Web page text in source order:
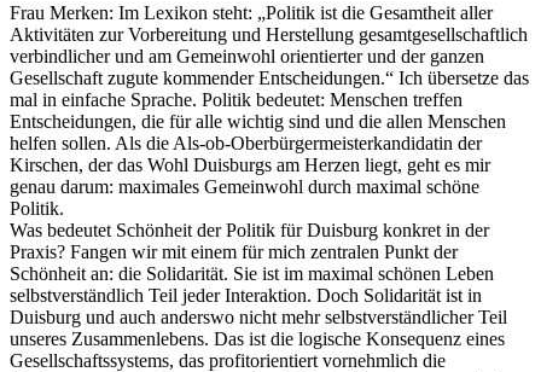
Frau Merken: Im Lexikon steht: „Politik ist die Gesamtheit aller
Aktivitäten zur Vorbereitung und Herstellung gesamtgesellschaftlich
verbindlicher und am Gemeinwohl orientierter und der ganzen
Gesellschaft zugute kommender Entscheidungen.“ Ich übersetze das
mal in einfache Sprache. Politik bedeutet: Menschen treffen
Entscheidungen, die für alle wichtig sind und die allen Menschen
helfen sollen. Als die Als-ob-Oberbürgermeisterkandidatin der
Kirschen, der das Wohl Duisburgs am Herzen liegt, geht es mir
genau darum: maximales Gemeinwohl durch maximal schöne
Politik.
Was bedeutet Schönheit der Politik für Duisburg konkret in der
Praxis? Fangen wir mit einem für mich zentralen Punkt der
Schönheit an: die Solidarität. Sie ist im maximal schönen Leben
selbstverständlich Teil jeder Interaktion. Doch Solidarität ist in
Duisburg und auch anderswo nicht mehr selbstverständlicher Teil
unseres Zusammenlebens. Das ist die logische Konsequenz eines
Gesellschaftssystems, das profitorientiert vornehmlich die